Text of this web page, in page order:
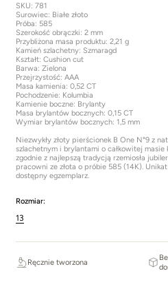
SKU: 781
Surowiec: Białe złoto
Próba: 585
Szerokość obrączki: 2 mm
Przybliżona masa produktu: 2,21 g
Kamień szlachetny: Szmaragd
Kształt: Cushion cut
Barwa: Zielona
Przejrzystość: AAA
Masa kamienia: 0,52 CT
Pochodzenie: Kolumbia
Kamienie boczne: Brylanty
Masa brylantów bocznych: 0,15 CT
Wymiar brylantów bocznych: 1,5 mm
Niezwykły złoty pierścionek B One N°9 z
szlachetnym i brylantami o całkowitej masie
zgodnie z najlepszą tradycją rzemiosła
pracowni ze złota o próbie 585 (14K).
dostępny egzemplarz.
Rozmiar:
13
Ręcznie tworzona